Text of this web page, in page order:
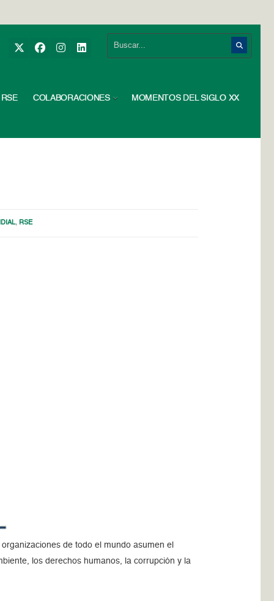
RSE COLABORACIONES MOMENTOS DEL SIGLO XX
, RSE
de todo el mundo asumen el
los derechos humanos, la corrupción y la